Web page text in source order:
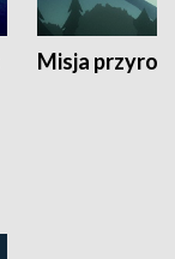
Misja